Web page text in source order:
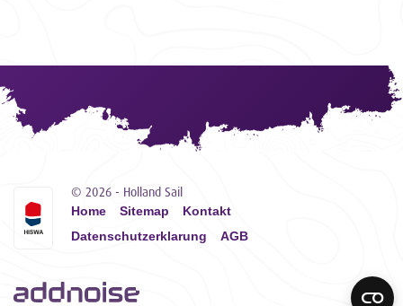
© 2026 - Holland Sail
Home Sitemap
Kontakt
Datenschutzerklarung
AGB